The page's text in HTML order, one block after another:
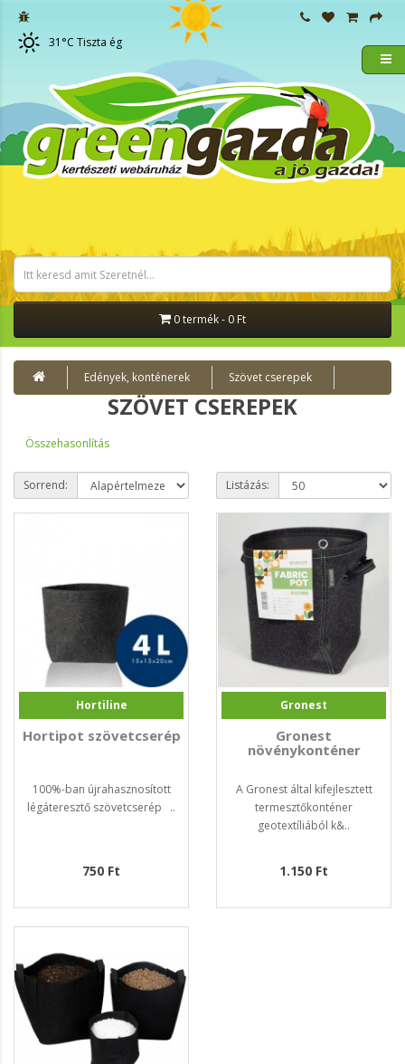
31 °C Tiszta ég
0 termék - 0 Ft
Edények, konténerek Szövet cserepek
SZÖVET CSEREPEK
Összehasonlítás
Sorrend: Listázás:
Hortiline
Hortipot szövetcserép
100%-ban újrahasznosított
légáteresztő szövetcserép ..
750 Ft
Gronest
Gronest
növénykonténer
A Gronest által kifejlesztett
termesztőkonténer
geotextíliából k&..
1.150 Ft